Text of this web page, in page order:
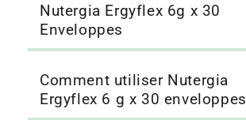
Nutergia Ergyflex 6g x 30
Enveloppes
Comment utiliser Nutergia
Ergyflex 6 g x 30 enveloppes